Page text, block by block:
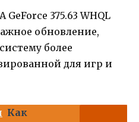
375.63 WHQL
обновление,
более
для игр и
Как